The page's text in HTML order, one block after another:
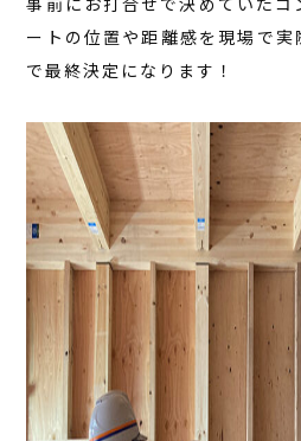
ートの位置や距離感を現場で実
で最終決定になります！